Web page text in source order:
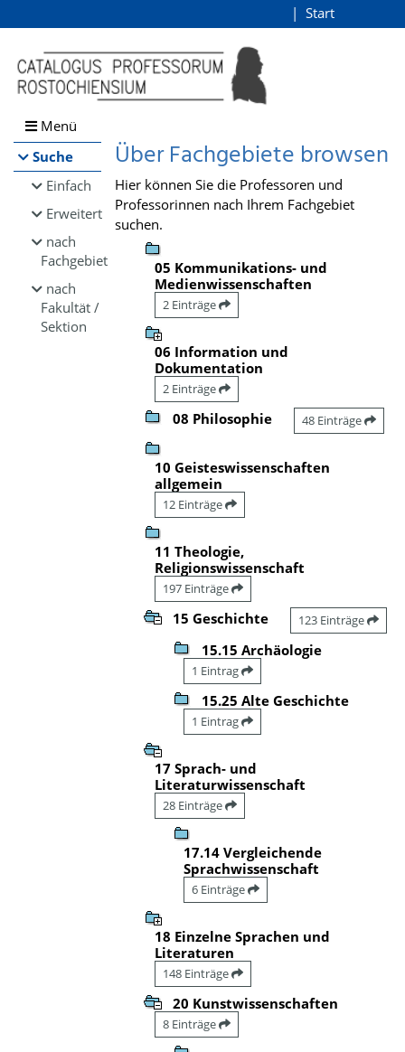
Browsen
direkt zum Inhalt
Start
Menü
Suche
Einfach
Erweitert
nach
Fachgebiet
nach
Fakultät /
Sektion
Über Fachgebiete browsen
Hier können Sie die Professoren und
Professorinnen nach Ihrem Fachgebiet
suchen.
05 Kommunikations- und
Medienwissenschaften
2 Einträge
06 Information und
Dokumentation
2 Einträge
08 Philosophie 48 Einträge
10 Geisteswissenschaften
allgemein
12 Einträge
11 Theologie,
Religionswissenschaft
197 Einträge
15 Geschichte 123 Einträge
15.15 Archäologie
1 Eintrag
15.25 Alte Geschichte
1 Eintrag
17 Sprach- und
Literaturwissenschaft
28 Einträge
17.14 Vergleichende
Sprachwissenschaft
6 Einträge
18 Einzelne Sprachen und
Literaturen
148 Einträge
20 Kunstwissenschaften
8 Einträge